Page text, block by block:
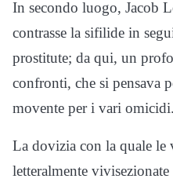
In secondo luogo, Jacob
contrasse la sifilide in
prostitute; da qui, un
confronti, che si pensava
movente per i vari omicidi.
La dovizia con la quale le
letteralmente